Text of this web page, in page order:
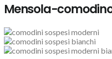
Mensola-